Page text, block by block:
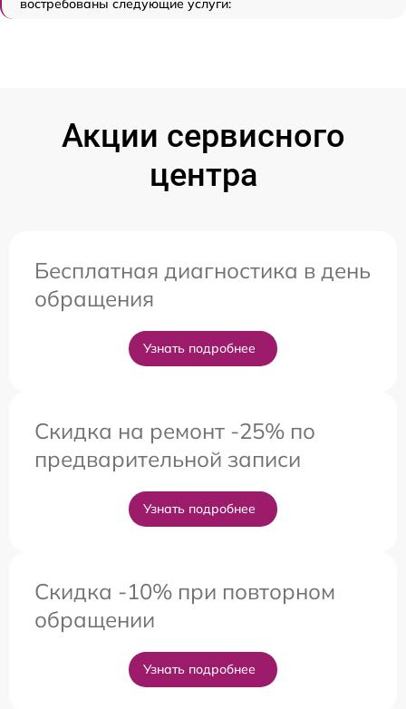
востребованы следующие услуги:
Акции сервисного
центра
Бесплатная диагностика в день
обращения
Узнать подробнее
Скидка на ремонт -25% по
предварительной записи
Узнать подробнее
Скидка -10% при повторном
обращении
Узнать подробнее